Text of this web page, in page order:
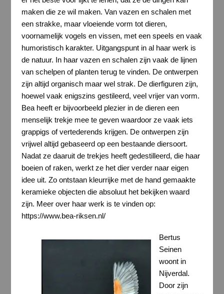
maken die ze wil maken. Van vazen en schalen met
een strakke, maar vloeiende vorm tot dieren,
voornamelijk vogels en vissen, met een speels en vaak
humoristisch karakter. Uitgangspunt in al haar werk is
de natuur. In haar vazen en schalen zijn vaak de lijnen
van schelpen of planten terug te vinden. De ontwerpen
zijn altijd organisch maar wel strak. De dierfiguren zijn,
hoewel vaak enigszins gestileerd, veel vrijer van vorm.
Bea heeft er bijvoorbeeld plezier in de dieren een
menselijk trekje mee te geven waardoor ze vaak iets
grappigs of vertederends krijgen. De ontwerpen zijn
vrijwel altijd gebaseerd op een bestaande diersoort.
Nadat ze daaruit de trekjes heeft gedestilleerd, die haar
boeien of raken, werkt ze het dier verder naar eigen
idee uit. Zo ontstaan kleurrijke met de hand gemaakte
keramieke objecten die absoluut het bekijken waard
zijn. Meer over haar werk is te vinden op:
https://www.bea-riksen.nl/
Bertus
Seinen
woont in
Nijverdal.
Door zijn